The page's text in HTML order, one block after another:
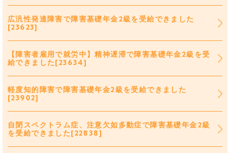
広汎性発達障害で障害基礎年金2級を受給できました
[23623]
【障害者雇用で就労中】精神遅滞で障害基礎年金2級を受
給できました[23634]
軽度知的障害で障害基礎年金2級を受給できました
[23902]
自閉スペクトラム症、注意欠如多動症で障害基礎年金2級
を受給できました[22838]